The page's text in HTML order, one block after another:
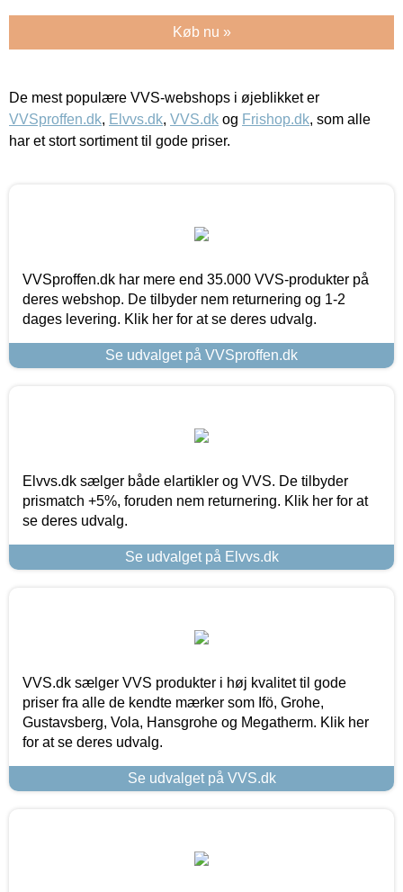
Køb nu »
De mest populære VVS-webshops i øjeblikket er
VVSproffen.dk, Elvvs.dk, VVS.dk og Frishop.dk, som alle
har et stort sortiment til gode priser.
VVSproffen.dk har mere end 35.000 VVS-produkter på
deres webshop. De tilbyder nem returnering og 1-2
dages levering. Klik her for at se deres udvalg.
Se udvalget på VVSproffen.dk
Elvvs.dk sælger både elartikler og VVS. De tilbyder
prismatch +5%, foruden nem returnering. Klik her for at
se deres udvalg.
Se udvalget på Elvvs.dk
VVS.dk sælger VVS produkter i høj kvalitet til gode
priser fra alle de kendte mærker som Ifö, Grohe,
Gustavsberg, Vola, Hansgrohe og Megatherm. Klik her
for at se deres udvalg.
Se udvalget på VVS.dk